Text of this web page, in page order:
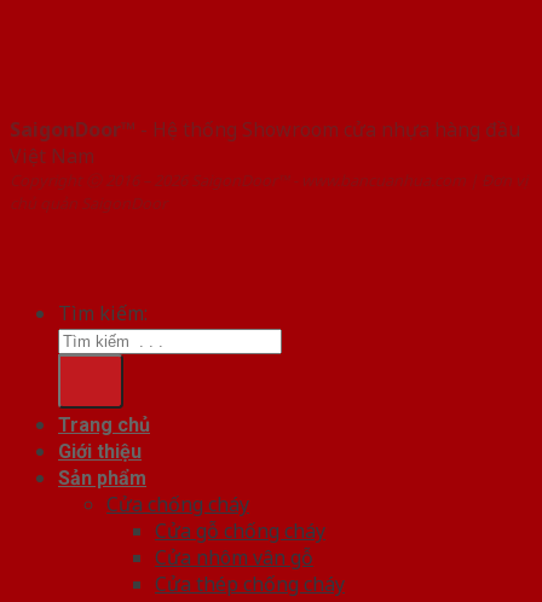
SaigonDoor™ - Hệ thống Showroom cửa nhựa hàng đầu
Việt Nam
Copyright ⓒ 2016 – 2026 SaigonDoor™ - www.bancuanhua.com | Đơn vị
chủ quản SaigonDoor
Tìm kiếm:
Trang chủ
Giới thiệu
Sản phẩm
Cửa chống cháy
Cửa gỗ chống cháy
Cửa nhôm vân gỗ
Cửa thép chống cháy